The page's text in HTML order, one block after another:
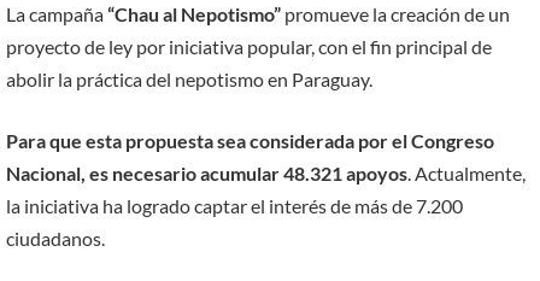
La campaña“Chau al Nepotismo” promueve la creación de un
proyecto de ley por iniciativa popular, con el fin principal de
abolir la práctica del nepotismo en Paraguay.
Para que esta propuesta sea considerada por el Congreso
Nacional, es necesario acumular 48.321 apoyos. Actualmente,
la iniciativa ha logrado captar el interés de más de 7.200
ciudadanos.